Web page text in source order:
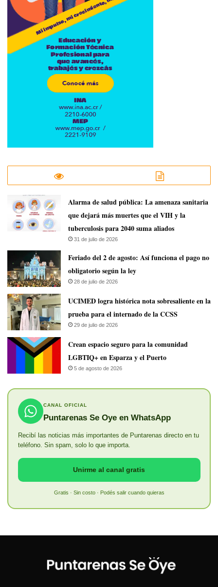
​Alarma de salud pública: La amenaza sanitaria
que dejará más muertes que el VIH y la
tuberculosis para 2040 suma aliados
31 de julio de 2026
Feriado del 2 de agosto: Así funciona el pago no
obligatorio según la ley
28 de julio de 2026
UCIMED logra histórica nota sobresaliente en la
prueba para el internado de la CCSS
29 de julio de 2026
Crean espacio seguro para la comunidad
LGBTIQ+ en Esparza y el Puerto
5 de agosto de 2026
CANAL OFICIAL
Puntarenas Se Oye en WhatsApp
Recibí las noticias más importantes de Puntarenas directo en tu
teléfono. Sin spam, solo lo que importa.
Unirme al canal gratis
Gratis · Sin costo · Podés salir cuando quieras